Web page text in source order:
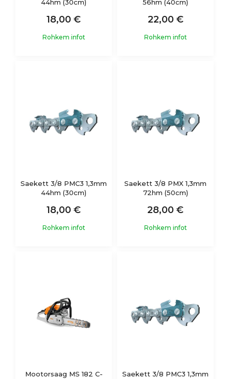
44hm (30cm)
18,00 €
Rohkem infot
56hm (40cm)
22,00 €
Rohkem infot
Saekett 3/8 PMC3 1,3mm
44hm (30cm)
18,00 €
Rohkem infot
Saekett 3/8 PMX 1,3mm
72hm (50cm)
28,00 €
Rohkem infot
Mootorsaag MS 182 C-
Saekett 3/8 PMC3 1,3mm